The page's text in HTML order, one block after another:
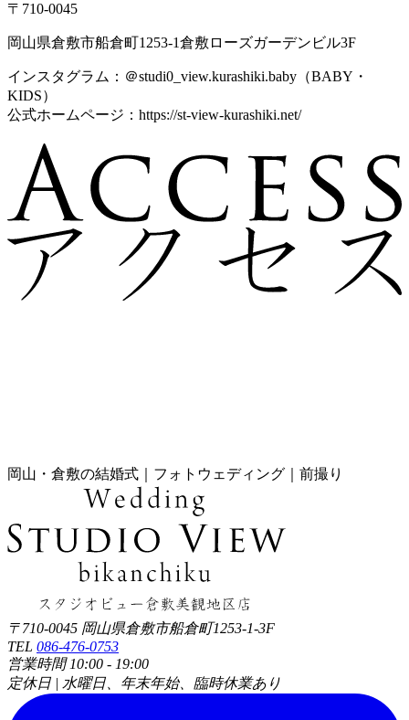
〒710-0045
岡山県倉敷市船倉町1253-1倉敷ローズガーデンビル3F
インスタグラム：＠studi0_view.kurashiki.baby（BABY・
KIDS）
公式ホームページ：https://st-view-kurashiki.net/
岡山・倉敷の結婚式｜フォトウェディング｜前撮り
〒710-0045 岡山県倉敷市船倉町1253-1-3F
TEL 086-476-0753
営業時間 10:00 - 19:00
定休日 | 水曜日、年末年始、臨時休業あり